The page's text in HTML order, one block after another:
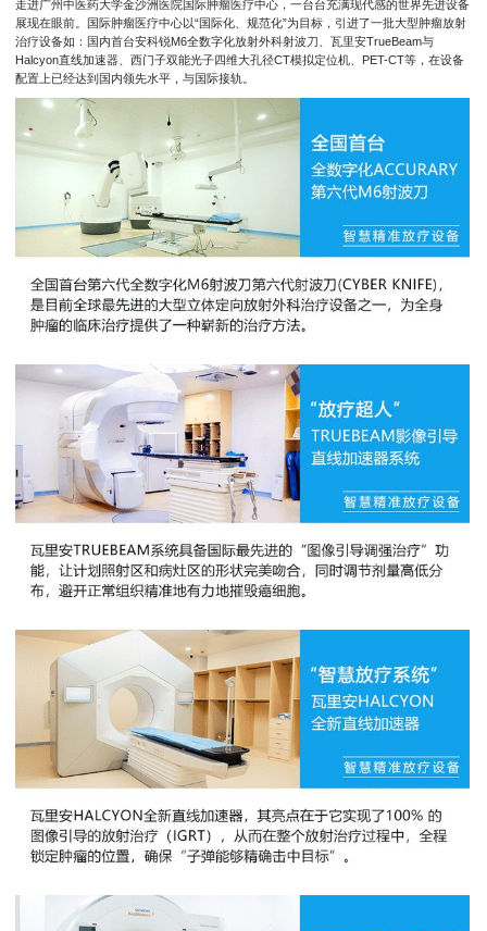
走进广州中医药大学金沙洲医院国际肿瘤医疗中心，一台台充满现代感的世界先进设备
展现在眼前。国际肿瘤医疗中心以“国际化、规范化”为目标，引进了一批大型肿瘤放射
治疗设备如：国内首台安科锐M6全数字化放射外科射波刀、瓦里安TrueBeam与
Halcyon直线加速器、西门子双能光子四维大孔径CT模拟定位机、PET-CT等，在设备
配置上已经达到国内领先水平，与国际接轨。